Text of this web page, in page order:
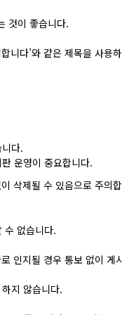
것이 좋습니다.
니다’와 같은 제목을 사용
다.
운영이 중요합니다.
삭제될 수 있음으로 주의
수 없습니다.
인지될 경우 통보 없이 게
지 않습니다.